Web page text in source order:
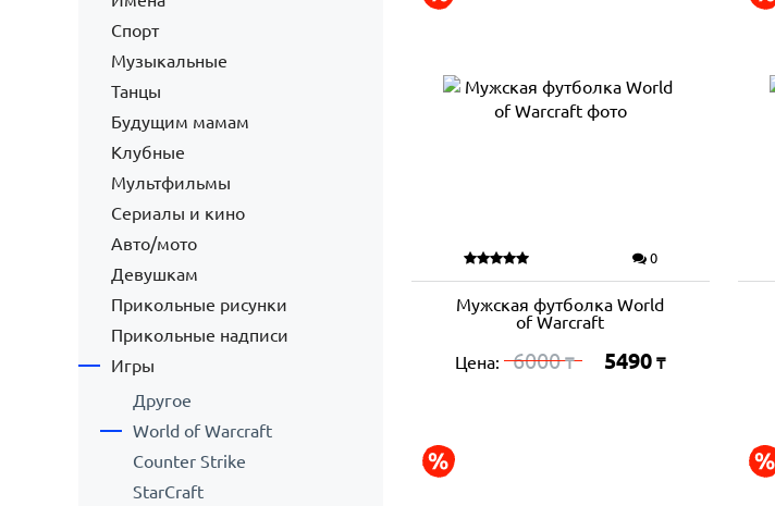
Спорт
Музыкальные
Танцы
Будущим мамам
Клубные
Мультфильмы
Сериалы и кино
Авто/мото
Девушкам
Прикольные рисунки
Прикольные надписи
Игры
Другое
World of Warcraft
Counter Strike
StarCraft
0
Мужская футболка World
of Warcraft
Цена: 6000₸ 5490 ₸